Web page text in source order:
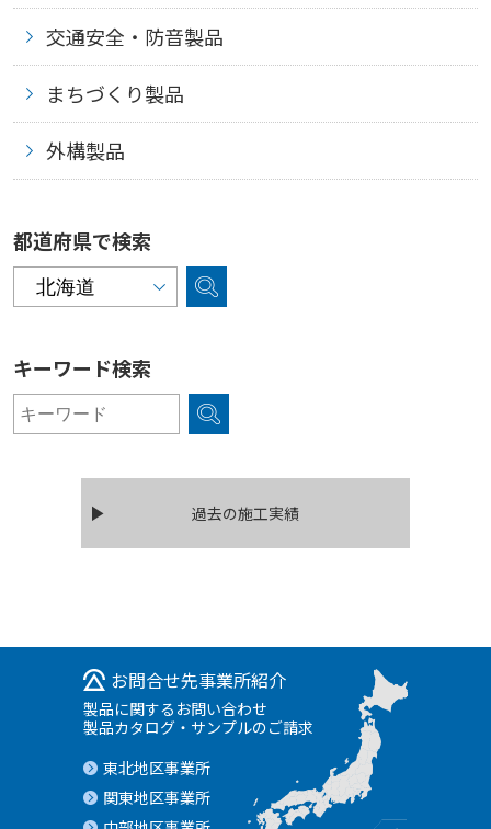
交通安全・防音製品
まちづくり製品
外構製品
都道府県で検索
キーワード検索
過去の施工実績
お問合せ先事業所紹介
製品に関するお問い合わせ
製品カタログ・サンプルのご請求
東北地区事業所
関東地区事業所